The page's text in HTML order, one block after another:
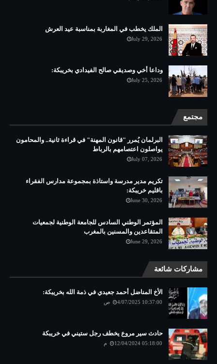
الملك يخطب في المغاربة بمناسبة عيد العرش
July 29, 2026
وداعا أخي وصديقي صالح الفيدادي بخريبكة:
July 25, 2026
مجتمع
البرلمان يُمرر "قانون المهنة" في قراءة ثانية.. والمحامون
يواصلون اعتصامهم بالرباط
July 07, 2026
تكريم مدير مدرسة واستاذة بمجموعة مدارس الفقراء
باقليم خريبكة:
June 30, 2026
المؤتمر الوطني السادس للجامعة الوطنية لجمعيات
المتقاعدين والمسنين بالمغرب
June 29, 2026
مشاركات شائعة
الأخ المناضل أحمد جعيدي في ذمة الله بخريبكة:
4/07/2025 10:37:00 ص
حادث سير مروع يخطف رجل ستيني في خريبكة
12/04/2024 05:18:00 م